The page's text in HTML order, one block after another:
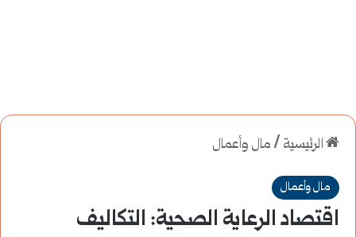
الرئيسية /مال وأعمال
مال وأعمال
اقتصاد الرعاية الصحية: التكاليف